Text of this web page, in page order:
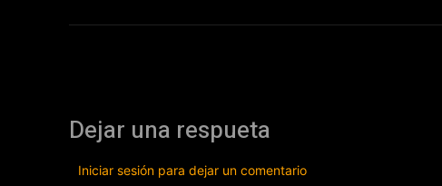
Dejar una respueta
Iniciar sesión para dejar un comentario